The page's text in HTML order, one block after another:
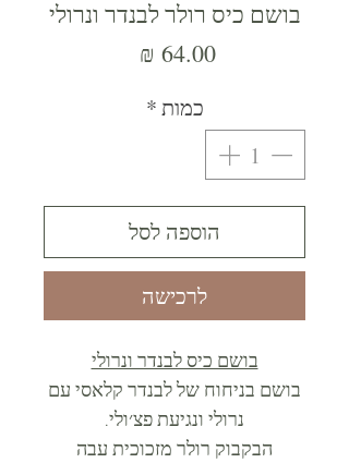
בושם כיס רולר לבנדר ונרולי
‏64.00 ‏₪
כמות*
הוספה לסל
לרכישה
בושם כיס לבנדר ונרולי
בושם בניחוח של לבנדר קלאסי עם
נרולי ונגיעת פצ׳ולי.
הבקבוק רולר מזכוכית עבה